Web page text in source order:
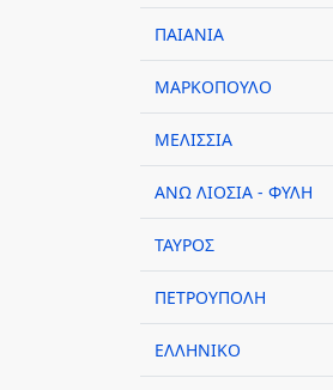
ΠΑΙΑΝΙΑ
ΜΑΡΚΟΠΟΥΛΟ
ΜΕΛΙΣΣΙΑ
ΑΝΩ ΛΙΟΣΙΑ - ΦΥΛΗ
ΤΑΥΡΟΣ
ΠΕΤΡΟΥΠΟΛΗ
ΕΛΛΗΝΙΚΟ